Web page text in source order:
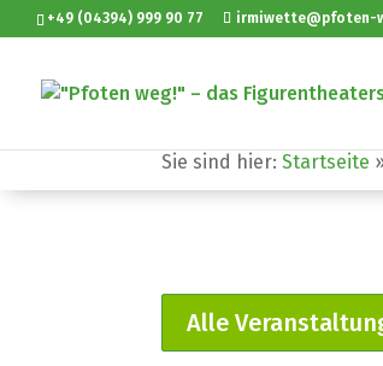
+49 (04394) 999 90 77 irmiwette@pfoten-
Sie sind hier:Startseite
Alle